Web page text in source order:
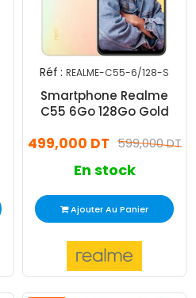
Réf : REALME-C55-6/128-S
Smartphone Realme
C55 6Go 128Go Gold
599,000 DT
499,000 DT
En stock
Ajouter Au Panier